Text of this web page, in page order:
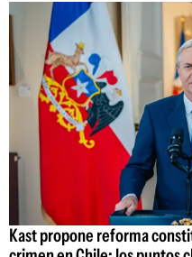
Kast propone reforma